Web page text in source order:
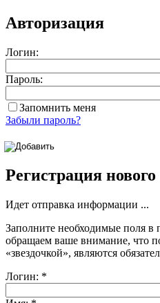
Авторизация
Логин:
Пароль:
Запомнить меня
Забыли пароль?
Регистрация нового
Идет отправка информации ...
Заполните необходимые поля
обращаем ваше внимание, что
«звездочкой», являются
Логин: *